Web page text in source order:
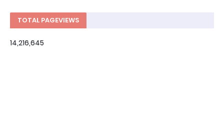
TOTAL PAGEVIEWS
14,216,645